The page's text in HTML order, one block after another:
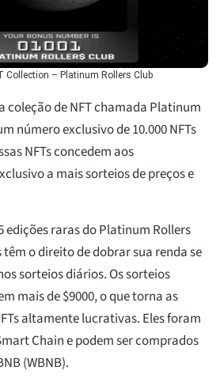
Collection – Platinum Rollers Club
coleção de NFT chamada Platinum
número exclusivo de 10.000 NFTs
NFTs concedem aos
a mais sorteios de preços e
edições raras do Platinum Rollers
o direito de dobrar sua renda se
sorteios diários. Os sorteios
mais de $9000, o que torna as
altamente lucrativas. Eles foram
Chain e podem ser comprados
(WBNB).